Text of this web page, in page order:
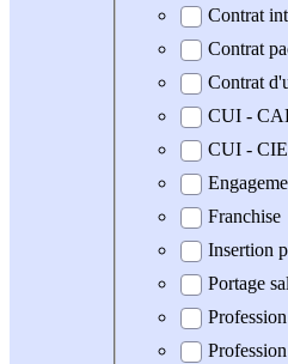
Contrat
Contrat
Contrat
CUI -
CUI - CIE
Franchise
Insertion
Portage